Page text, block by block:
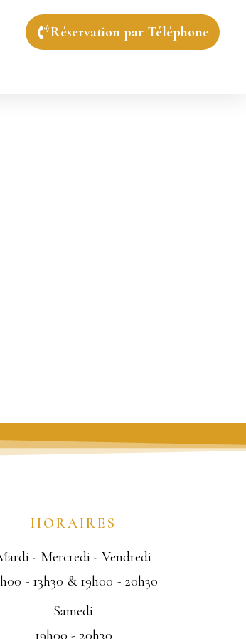
Réservation par Téléphone
HORAIRES
- Mercredi - Vendredi
- 13h30 & 19h00 - 20h30
Samedi
19h00 - 20h30